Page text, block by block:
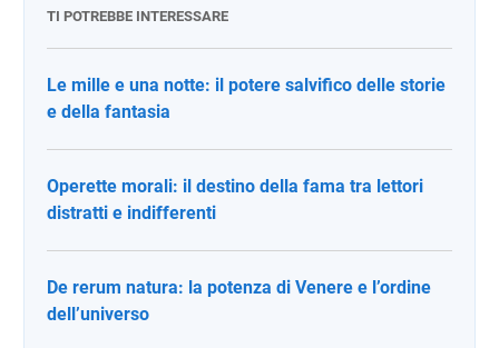
TI POTREBBE INTERESSARE
Le mille e una notte: il potere salvifico delle storie
e della fantasia
Operette morali: il destino della fama tra lettori
distratti e indifferenti
De rerum natura: la potenza di Venere e l’ordine
dell’universo